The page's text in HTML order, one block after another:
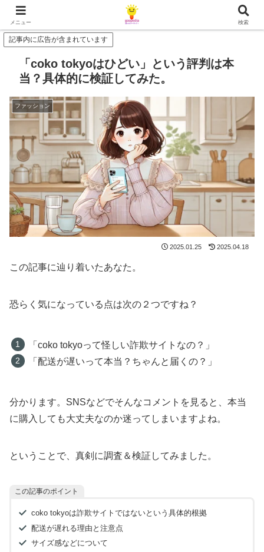
記事内に広告が含まれています
「coko tokyoはひどい」という評判は本
当？具体的に検証してみた。
ファッション
2025.01.25 2025.04.18
この記事に辿り着いたあなた。
恐らく気になっている点は次の２つですね？
「coko tokyoって怪しい詐欺サイトなの？」
「配送が遅いって本当？ちゃんと届くの？」
分かります。SNSなどでそんなコメントを見ると、本当
に購入しても大丈夫なのか迷ってしまいますよね。
ということで、真剣に調査＆検証してみました。
この記事のポイント
coko tokyoは詐欺サイトではないという具体的根拠
配送が遅れる理由と注意点
サイズ感などについて
メニュー 検索